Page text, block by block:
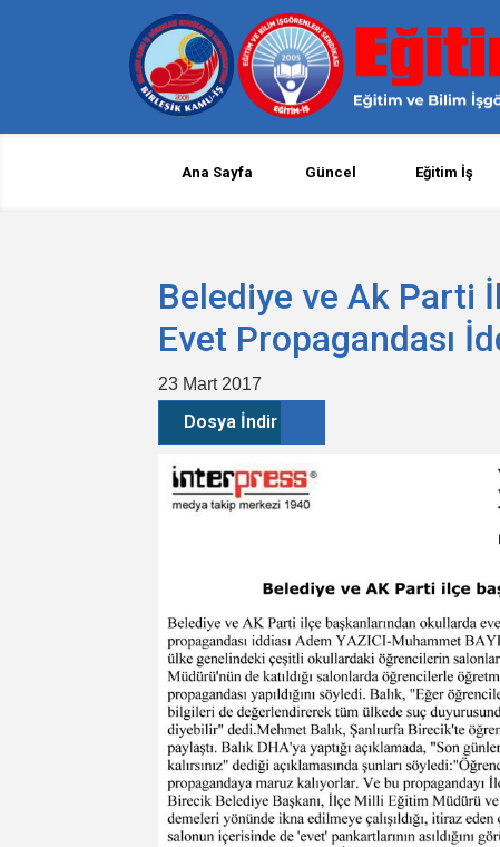
Ana Sayfa Güncel Eğitim İş
Belediye ve Ak Parti
Evet Propagandası
23 Mart 2017
Dosya İndir